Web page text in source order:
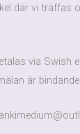
där vi träffas
via Swish
är